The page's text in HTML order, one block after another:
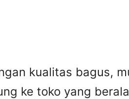
kualitas bagus,
ke toko yang